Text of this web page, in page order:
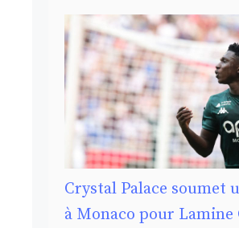
Crystal Palace soumet
à Monaco pour Lamine